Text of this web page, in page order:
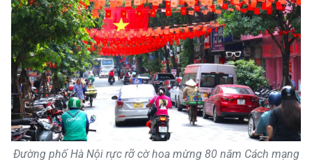
Đường phố Hà Nội rực rỡ cờ hoa mừng 80 năm Cách mạng